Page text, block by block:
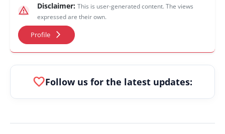
warning Disclaimer: This is user-generated content. The views
expressed are their own.
Profile arrow_forward_ios
favoriteFollow us for the latest updates: